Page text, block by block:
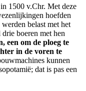
1500 v.Chr. Met deze
hoefden
belast met het
boeren met hen
een om de ploeg te
in de voren te
kunnen
dat is pas een